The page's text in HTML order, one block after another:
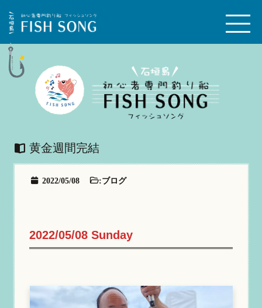
黄金週間完結
2022/05/08 :ブログ
2022/05/08 Sunday